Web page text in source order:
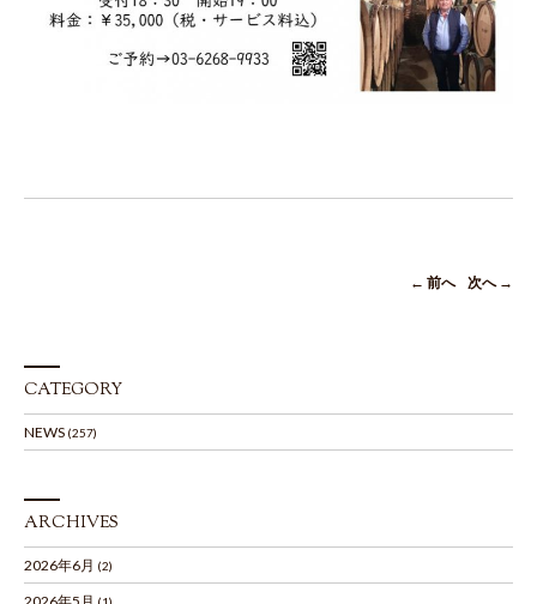
← 前へ 次へ →
CATEGORY
NEWS (257)
ARCHIVES
2026年6月 (2)